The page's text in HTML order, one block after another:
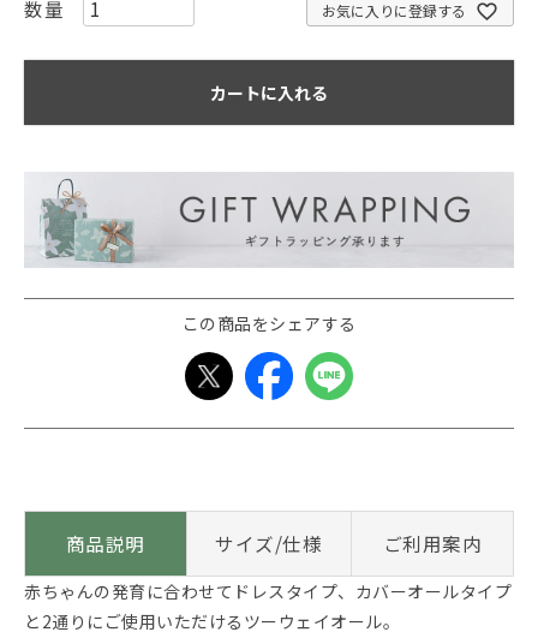
お気に入りに登録する
カートに入れる
この商品をシェアする
商品説明 サイズ/仕様 ご利用案内
赤ちゃんの発育に合わせてドレスタイプ、カバーオールタイプ
と2通りにご使用いただけるツーウェイオール。